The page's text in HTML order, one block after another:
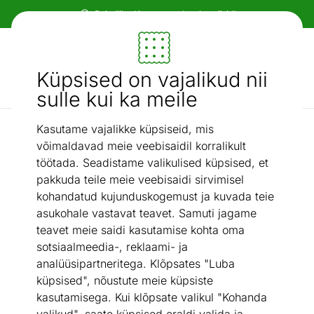
Küpsised on vajalikud nii
sulle kui ka meile
Kasutame vajalikke küpsiseid, mis
võimaldavad meie veebisaidil korralikult
töötada. Seadistame valikulised küpsised, et
pakkuda teile meie veebisaidi sirvimisel
kohandatud kujunduskogemust ja kuvada teie
asukohale vastavat teavet. Samuti jagame
teavet meie saidi kasutamise kohta oma
sotsiaalmeedia-, reklaami- ja
analüüsipartneritega. Klõpsates "Luba
küpsised", nõustute meie küpsiste
kasutamisega. Kui klõpsate valikul "Kohanda
Paindlikud ja mugavad makseviisid!
Mööbel ja sisustus - ON24
Otsi...
AI otsing
Kardinad / Pimendav voldikkardin 80-90x110 cm